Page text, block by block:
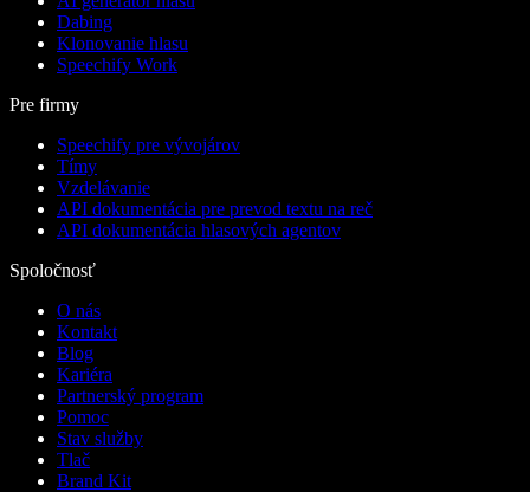
Dabing
Klonovanie hlasu
Speechify Work
Pre firmy
Speechify pre vývojárov
Tímy
Vzdelávanie
API dokumentácia pre prevod textu na reč
API dokumentácia hlasových agentov
Spoločnosť
O nás
Kontakt
Blog
Kariéra
Partnerský program
Pomoc
Stav služby
Tlač
Brand Kit